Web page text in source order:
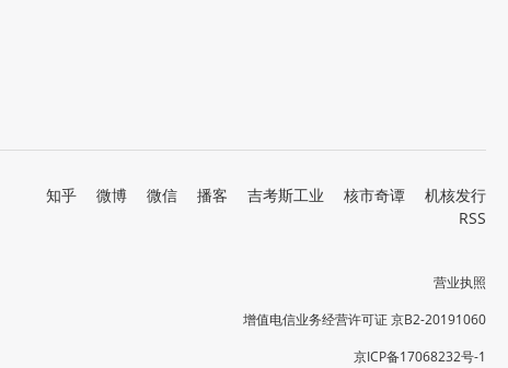
知乎 微博 微信 播客 吉考斯工业 核市奇谭
机核发行
RSS
营业执照
增值电信业务经营许可证 京B2-20191060
京ICP备17068232号-1